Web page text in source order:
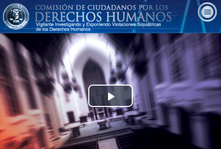
Play
Video